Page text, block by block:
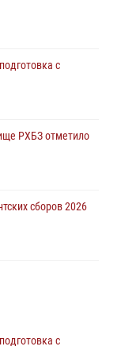
с
РХБЗ отметило
сборов 2026
успешно сдали
с